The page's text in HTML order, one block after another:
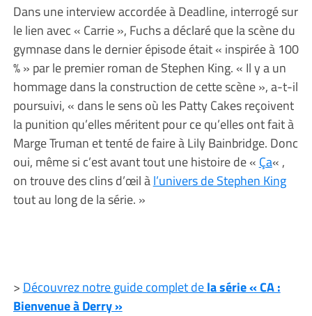
Dans une interview accordée à Deadline, interrogé sur
le lien avec « Carrie », Fuchs a déclaré que la scène du
gymnase dans le dernier épisode était « inspirée à 100
% » par le premier roman de Stephen King. « Il y a un
hommage dans la construction de cette scène », a-t-il
poursuivi, « dans le sens où les Patty Cakes reçoivent
la punition qu’elles méritent pour ce qu’elles ont fait à
Marge Truman et tenté de faire à Lily Bainbridge. Donc
oui, même si c’est avant tout une histoire de « Ça« ,
on trouve des clins d’œil àl’univers de Stephen King
tout au long de la série. »
> Découvrez notre guide complet dela série « CA :
Bienvenue à Derry »